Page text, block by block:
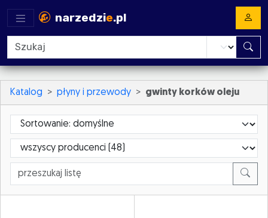
narzedzie.pl
Katalog płyny i przewody gwinty korków oleju
Sortowanie
ProducerId